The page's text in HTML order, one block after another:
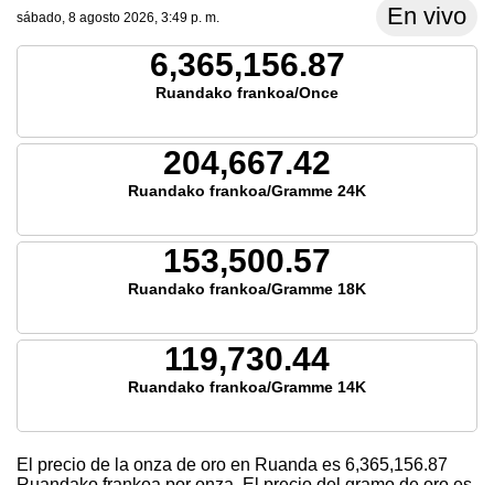
sábado, 8 agosto 2026, 3:49 p. m. En vivo
6,365,156.87
Ruandako frankoa/Once
204,667.42
Ruandako frankoa/Gramme 24K
153,500.57
Ruandako frankoa/Gramme 18K
119,730.44
Ruandako frankoa/Gramme 14K
El precio de la onza de oro en Ruanda es 6,365,156.87